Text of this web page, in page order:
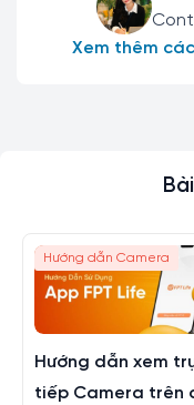
Xem thêm
Hướng dẫn Camera
Hướng dẫn xem
tiếp Camera trên